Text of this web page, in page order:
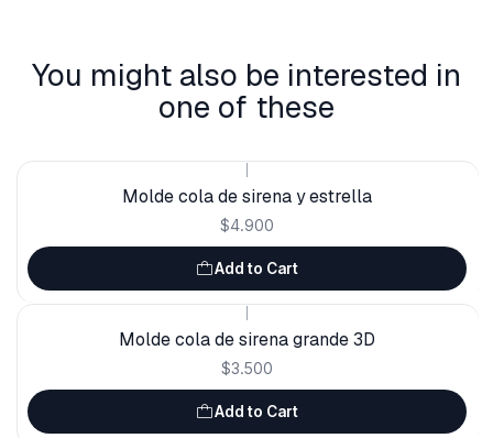
You might also be interested in
one of these
Molde cola de sirena y estrella
$4.900
Add to Cart
Molde cola de sirena grande 3D
$3.500
Add to Cart